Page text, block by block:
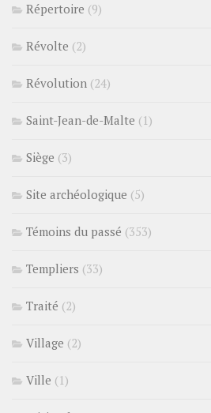
Répertoire (9)
Révolte (2)
Révolution (24)
Saint-Jean-de-Malte (1)
Siège (3)
Site archéologique (5)
Témoins du passé (353)
Templiers (33)
Traité (2)
Village (2)
Ville (1)